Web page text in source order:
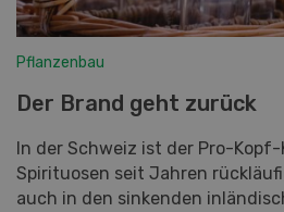
Pflanzenbau
Der Brand geht zurück
In der Schweiz ist der Pro-Kopf-
Spirituosen seit Jahren
auch in den sinkenden